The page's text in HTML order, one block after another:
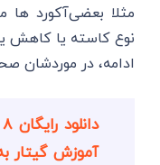
مثلا بعضی‌آکورد ها
نوع کاسته یا کاهش
ادامه، در موردشان
آموزش گیتار